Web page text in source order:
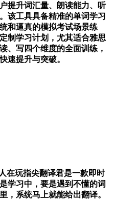
提升词汇量、朗读能力、听
该工具具备精准的单词学习
和逼真的模拟考试场景练
制学习计划，尤其适合雅思
、写四个维度的全面训练，
速提升与突破。
人在玩指尖翻译君是一款即时
学习中，要是遇到不懂的词
，系统马上就能给出翻译。